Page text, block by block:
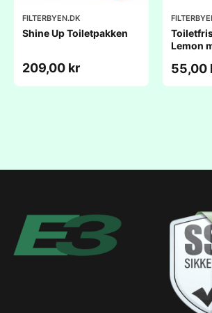
FILTERBYEN.DK
Shine Up Toiletpakken
209,00 kr
Lemon
55,00